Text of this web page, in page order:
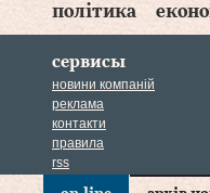
політика
сервисы
новини компаній
реклама
контакти
правила
rss